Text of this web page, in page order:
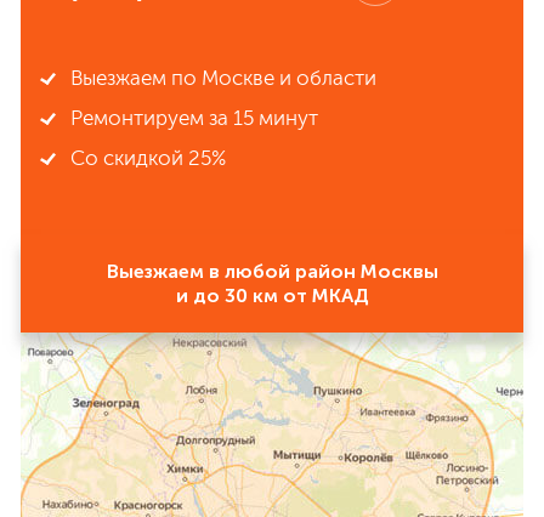
Выезжаем по Москве и области
Ремонтируем за 15 минут
Со скидкой 25%
Выезжаем в любой район Москвы
и до 30 км от МКАД